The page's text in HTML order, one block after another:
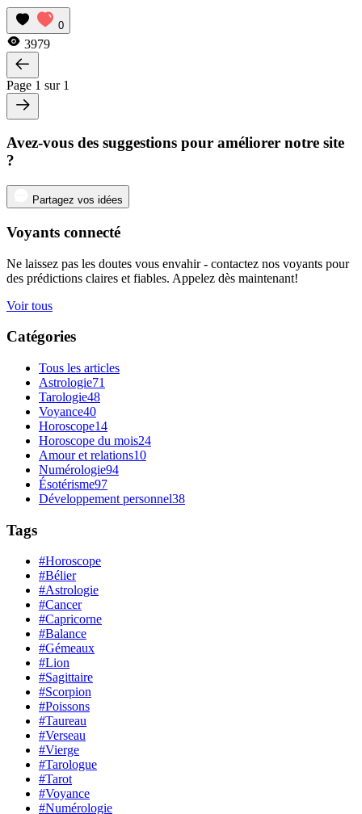
0
3979
Page 1 sur 1
Avez-vous des suggestions pour améliorer notre site
?
Partagez vos idées
Voyants connecté
Ne laissez pas les doutes vous envahir - contactez nos voyants pour
des prédictions claires et fiables. Appelez dès maintenant!
Voir tous
Catégories
Tous les articles
Astrologie71
Tarologie48
Voyance40
Horoscope14
Horoscope du mois24
Amour et relations10
Numérologie94
Ésotérisme97
Développement personnel38
Tags
#Horoscope
#Bélier
#Astrologie
#Cancer
#Capricorne
#Balance
#Gémeaux
#Lion
#Sagittaire
#Scorpion
#Poissons
#Taureau
#Verseau
#Vierge
#Tarologue
#Tarot
#Voyance
#Numérologie